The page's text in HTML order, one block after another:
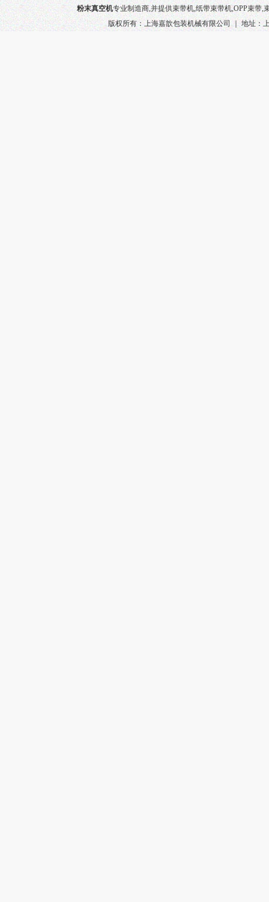
粉末真空机专业制造商,并提供束带机,纸带束带机,OPP束带,
版权所有：上海嘉歆包装机械有限公司 ｜ 地址：